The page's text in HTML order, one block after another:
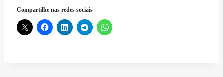
Compartilhe nas redes sociais